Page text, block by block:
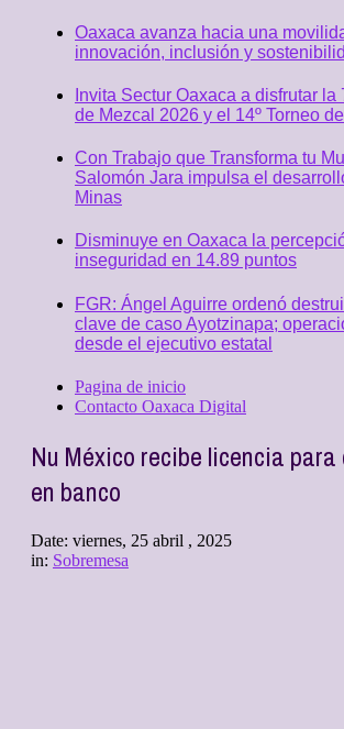
Oaxaca avanza hacia una
innovación, inclusión y
Invita Sectur Oaxaca a disfrutar la
de Mezcal 2026 y el 14º Torneo
Con Trabajo que Transforma tu
Salomón Jara impulsa el
Minas
Disminuye en Oaxaca la
inseguridad en 14.89 puntos
FGR: Ángel Aguirre ordenó
clave de caso Ayotzinapa;
desde el ejecutivo estatal
Pagina de inicio
Contacto Oaxaca Digital
Nu México recibe licencia
en banco
Date: viernes, 25 abril , 2025
in: Sobremesa